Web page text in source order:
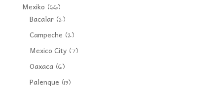
Mexiko (66)
Bacalar(2)
Campeche (2)
Mexico City(7)
Oaxaca(6)
Palenque (13)